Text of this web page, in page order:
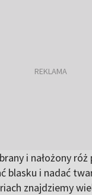
i nałożony
blasku i nadać
znajdziemy